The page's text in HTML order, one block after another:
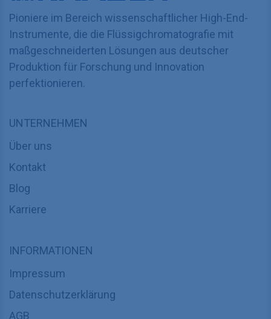
Pioniere im Bereich wissenschaftlicher High-End-
Instrumente, die die Flüssigchromatografie mit
maßgeschneiderten Lösungen aus deutscher
Produktion für Forschung und Innovation
perfektionieren.
UNTERNEHMEN
Über uns
Kontakt
Blog
Karriere
INFORMATIONEN
Impressum
Datenschutzerklärung
AGB